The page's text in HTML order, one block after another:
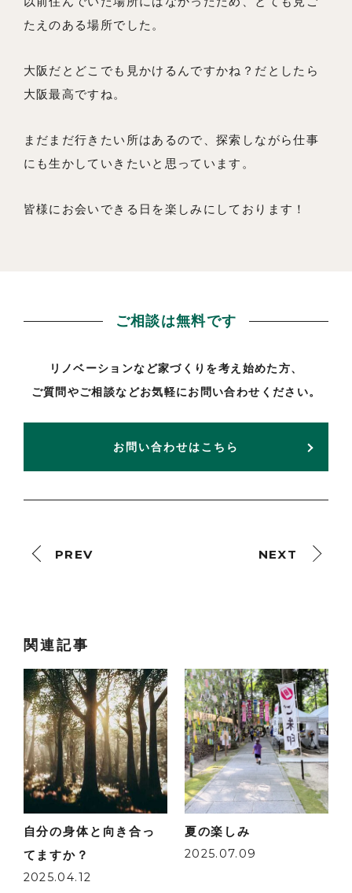
たえのある場所でした。
大阪だとどこでも見かけるんですかね？だとしたら
大阪最高ですね。
まだまだ行きたい所はあるので、探索しながら仕事
にも生かしていきたいと思っています。
皆様にお会いできる日を楽しみにしております！
ご相談は無料です
リノベーションなど家づくりを考え始めた方、
ご質問やご相談などお気軽にお問い合わせください。
お問い合わせはこちら
PREV NEXT
関連記事
自分の身体と向き合っ
てますか？
2025.04.12
夏の楽しみ
2025.07.09